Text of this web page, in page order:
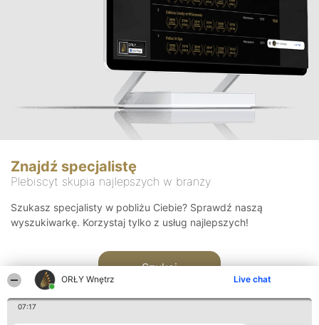
ORŁY Wnętrz Live chat
07:17
Znajdź specjalistę
Plebiscyt skupia najlepszych w branży
Szukasz specjalisty w pobliżu Ciebie? Sprawdź naszą
wyszukiwarkę. Korzystaj tylko z usług najlepszych!
Szukaj